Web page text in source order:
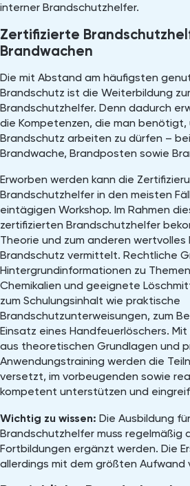
interner Brandschutzhelfer.
Zertifizierte
Brandwachen
Die mit Abstand am häufigsten
Brandschutz ist die Weiterbildung
Brandschutzhelfer. Denn dadurch
die Kompetenzen, die man benötigt,
Brandschutz arbeiten zu dürfen –
Brandwache, Brandposten sowie
Erworben werden kann die
Brandschutzhelfer in den meisten
eintägigen Workshop. Im Rahmen
zertifizierten Brandschutzhelfer
Theorie und zum anderen wertvolles
Brandschutz vermittelt. Rechtliche
Hintergrundinformationen zu
Chemikalien und geeignete
zum Schulungsinhalt wie praktische
Brandschutzunterweisungen, zum
Einsatz eines Handfeuerlöschers.
aus theoretischen Grundlagen und
Anwendungstraining werden die
versetzt, im vorbeugenden sowie
kompetent unterstützen und
Wichtig zu wissen: Die Ausbildung
Brandschutzhelfer muss regelmäßig
Fortbildungen ergänzt werden. Die
allerdings mit dem größten Aufwand